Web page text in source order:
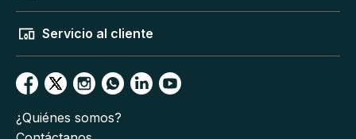
Servicio al cliente
¿Quiénes somos?